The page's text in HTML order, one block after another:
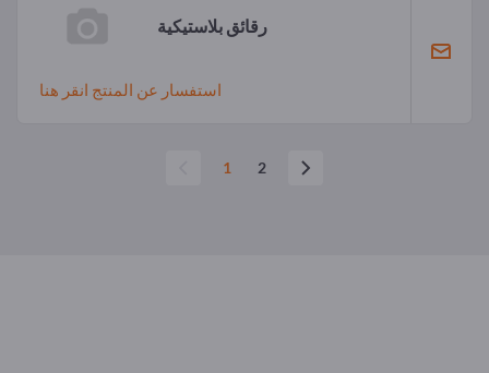
رقائق بلاستيكية
استفسار عن المنتج انقر هنا
1 2